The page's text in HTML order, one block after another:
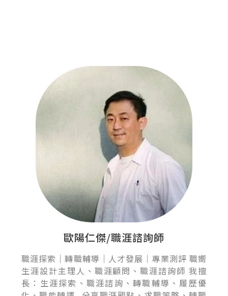
歐陽仁傑/職涯諮詢師
職涯探索｜轉職輔導｜人才發展｜專業測評 職嚮
生涯設計主理人、職涯顧問、職涯諮詢師 我擅
長：生涯探索、職涯諮詢、轉職輔導、履歷優